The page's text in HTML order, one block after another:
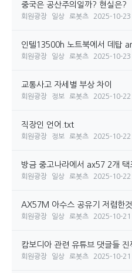
중국은 공산주의일까? 현실은?
회원광장 일상 로봇츠 2025-10-23
인텔13500h 노트북에서 데탑
회원광장 일상 로봇츠 2025-10-23
교통사고 자세별 부상 차이
회원광장 정보 로봇츠 2025-10-22
직장인 언어.txt
회원광장 정보 로봇츠 2025-10-22
방금 중고나라에서 ax57 2개 택
회원광장 일상 로봇츠 2025-10-22
AX57M 아수스 공유기 저렴한
회원광장 일상 로봇츠 2025-10-21
캄보디아 관련 유튜브 댓글들
회원광장 일상 로봇츠 2025-10-21